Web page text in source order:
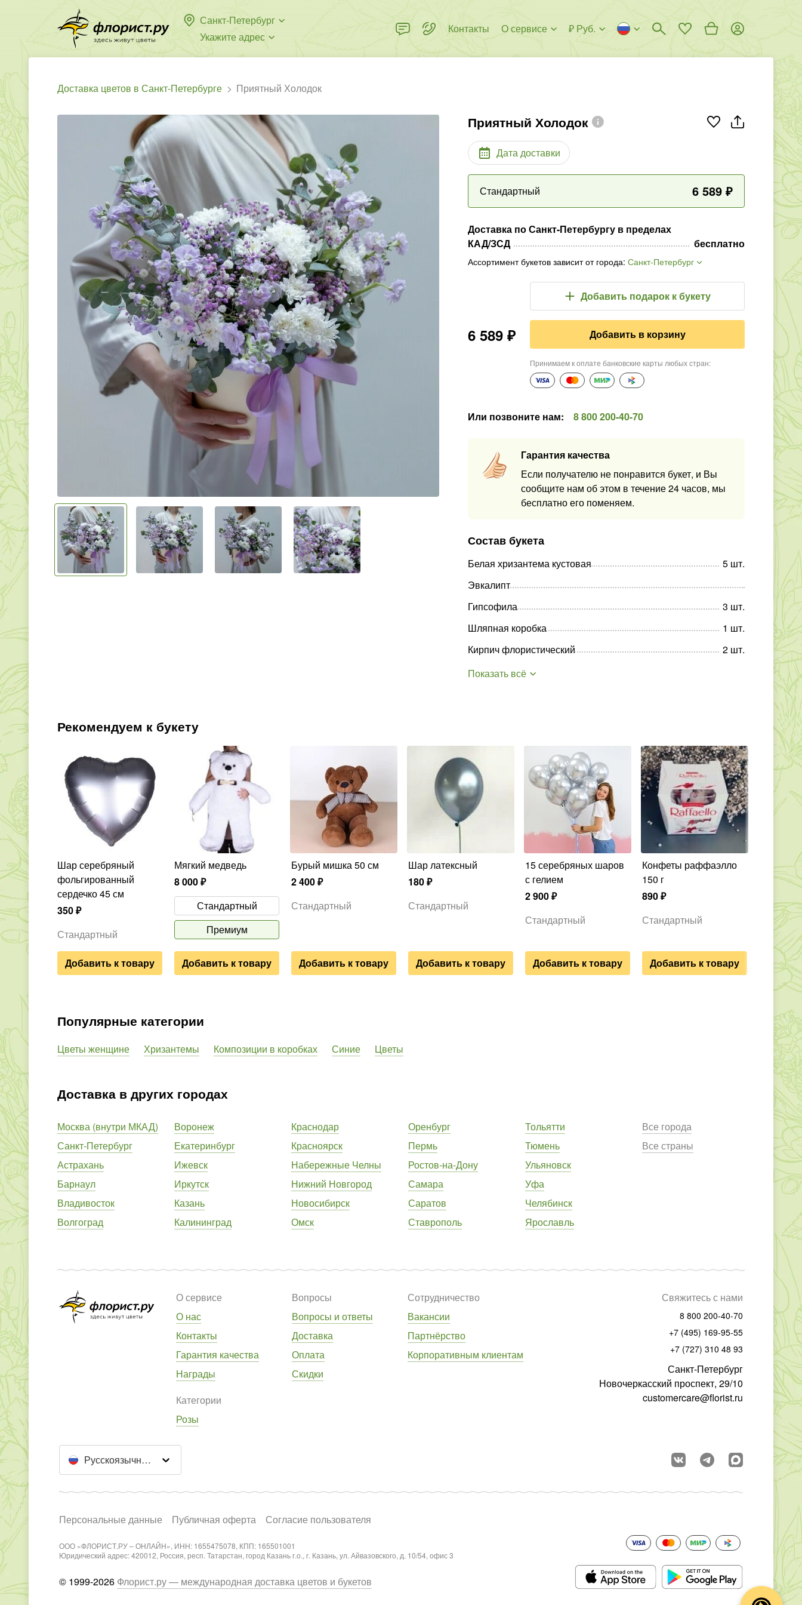
Санкт-Петербург
Укажите адрес
Контакты О сервисе ₽ Руб.
Доставка цветов в Санкт-Петербурге Приятный Холодок
Приятный Холодок
Дата доставки
Стандартный 6 589 ₽
Доставка по Санкт-Петербургу в пределах
КАД/ЗСД
бесплатно
Ассортимент букетов зависит от города:Санкт-Петербург
6 589 ₽
Добавить подарок к букету
Добавить в корзину
Принимаем к оплате банковские карты любых стран:
Или позвоните нам: 8 800 200-40-70
Гарантия качества
Если получателю не понравится букет, и Вы
сообщите нам об этом в течение 24 часов, мы
бесплатно его поменяем.
Состав букета
Белая хризантема кустовая 5 шт.
Эвкалипт
Гипсофила
3 шт.
Шляпная коробка
1 шт.
Кирпич флористический
2 шт.
Показать всё
Рекомендуем к букету
Шар серебряный
фольгированный
сердечко 45 см
350₽
Стандартный
Добавить к товару
Мягкий медведь
8 000₽
Стандартный
Премиум
Добавить к товару
Бурый мишка 50 см
2 400₽
Стандартный
Добавить к товару
Шар латексный
180₽
Стандартный
Добавить к товару
15 серебряных шаров
с гелием
2 900₽
Стандартный
Добавить к товару
Конфеты раффаэлло
150 г
890₽
Стандартный
Добавить к товару
Популярные категории
Цветы женщине Хризантемы Композиции в коробках Синие Цветы
Доставка в других городах
Москва (внутри МКАД)
Санкт-Петербург
Астрахань
Барнаул
Владивосток
Волгоград
Воронеж
Екатеринбург
Ижевск
Иркутск
Казань
Калининград
Краснодар
Красноярск
Набережные Челны
Нижний Новгород
Новосибирск
Омск
Оренбург
Пермь
Ростов-на-Дону
Самара
Саратов
Ставрополь
Тольятти
Тюмень
Ульяновск
Уфа
Челябинск
Ярославль
Все города
Все страны
О сервисе
О нас
Контакты
Гарантия качества
Награды
Вопросы
Вопросы и ответы
Доставка
Оплата
Скидки
Сотрудничество
Вакансии
Партнёрство
Корпоративным клиентам
Категории
Розы
Свяжитесь с нами
8 800 200-40-70
+7 (495) 169-95-55
+7 (727) 310 48 93
Санкт-Петербург
Новочеркасский проспект, 29/10
customercare@florist.ru
Русскоязычный сайт
Персональные данные Публичная оферта Согласие пользователя
ООО «ФЛОРИСТ.РУ – ОНЛАЙН», ИНН: 1655475078, КПП: 165501001
Юридический адрес: 420012, Россия, респ. Татарстан, город Казань г.о., г. Казань, ул. Айвазовского, д. 10/54, офис 3
© 1999-2026 Флорист.ру — международная доставка цветов и букетов